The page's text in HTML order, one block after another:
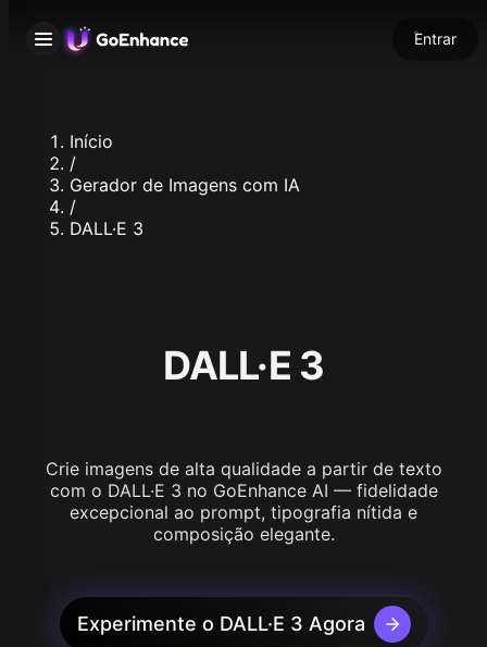
Entrar
Início
/
Gerador de Imagens com IA
/
DALL·E 3
DALL·E 3
Crie imagens de alta qualidade a partir de texto
com o DALL·E 3 no GoEnhance AI — fidelidade
excepcional ao prompt, tipografia nítida e
composição elegante.
Experimente o DALL·E 3 Agora